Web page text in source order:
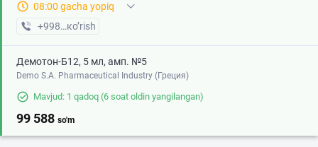
08:00 gacha yopiq
+998 (55) XXX-XX-XX
кo’rish
Демотон-Б12, 5 мл, амп. №5
Demo S.A. Pharmaceutical Industry (Греция)
Mavjud: 1 qadoq (6 soat oldin yangilangan)
99 588 so'm